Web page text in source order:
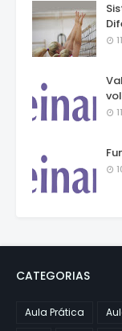
CATEGORIAS
Aula Prática